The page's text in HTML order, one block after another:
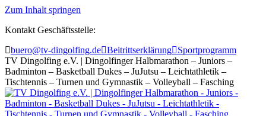
Zum Inhalt springen
Kontakt Geschäftsstelle:
buero@tv-dingolfing.de Beitrittserklärung
Sportprogramm
TV Dingolfing e.V. | Dingolfinger Halbmarathon – Juniors –
Badminton – Basketball Dukes – JuJutsu – Leichtathletik –
Tischtennis – Turnen und Gymnastik – Volleyball – Fasching